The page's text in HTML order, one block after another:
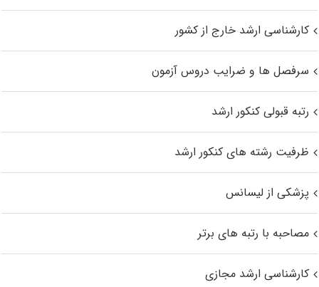
کارشناسی ارشد خارج از کشور
سرفصل ها و ضرایب دروس آزمون
رتبه قبولی کنکور ارشد
ظرفیت رشته های کنکور ارشد
پزشکی از لیسانس
مصاحبه با رتبه های برتر
کارشناسی ارشد مجازی